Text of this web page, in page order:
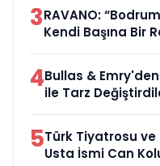
3RAVANO:
Kendi Başına Bir
4Bullas &
ile Tarz
5Türk Tiyatrosu ve
Usta İsmi Can